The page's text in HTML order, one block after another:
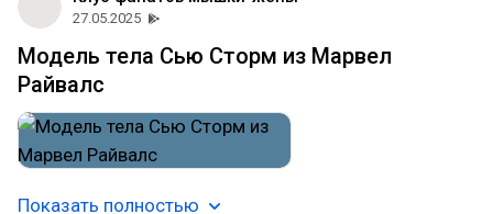
27.05.2025
Модель тела Сью Сторм из Марвел
Райвалс
Показать полностью